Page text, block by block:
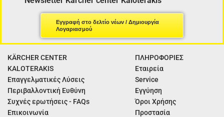
Εγγραφή στο δελτίο νέων / Δημιουργία
Λογαριασμού
KÄRCHER CENTER
KALOTERAKIS
Επαγγελματικές Λύσεις
Περιβαλλοντική Ευθύνη
Συχνές ερωτήσεις - FAQs
Επικοινωνία
ΠΛΗΡΟΦΟΡΙΕΣ
Εταιρεία
Service
Εγγύηση
Όροι Χρήσης
Προστασία